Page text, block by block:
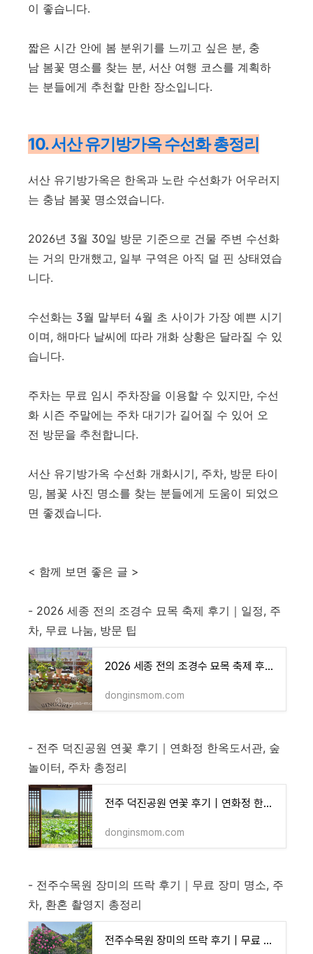
이 좋습니다.
짧은 시간 안에 봄 분위기를 느끼고 싶은 분, 충
남 봄꽃 명소를 찾는 분, 서산 여행 코스를 계획하
는 분들에게 추천할 만한 장소입니다.
10. 서산 유기방가옥 수선화 총정리
서산 유기방가옥은 한옥과 노란 수선화가 어우러지
는 충남 봄꽃 명소였습니다.
2026년 3월 30일 방문 기준으로 건물 주변 수선화
는 거의 만개했고, 일부 구역은 아직 덜 핀 상태였습
니다.
수선화는 3월 말부터 4월 초 사이가 가장 예쁜 시기
이며, 해마다 날씨에 따라 개화 상황은 달라질 수 있
습니다.
주차는 무료 임시 주차장을 이용할 수 있지만, 수선
화 시즌 주말에는 주차 대기가 길어질 수 있어 오
전 방문을 추천합니다.
서산 유기방가옥 수선화 개화시기, 주차, 방문 타이
밍, 봄꽃 사진 명소를 찾는 분들에게 도움이 되었으
면 좋겠습니다.
< 함께 보면 좋은 글 >
- 2026 세종 전의 조경수 묘목 축제 후기｜일정, 주
차, 무료 나눔, 방문 팁
2026 세종 전의 조경수 묘목 축제 후기｜일정, 주차, 무료 나눔, 방문 팁
donginsmom.com
- 전주 덕진공원 연꽃 후기｜연화정 한옥도서관, 숲
놀이터, 주차 총정리
전주 덕진공원 연꽃 후기｜연화정 한옥도서관, 숲놀이터, 주차 총정리
donginsmom.com
- 전주수목원 장미의 뜨락 후기｜무료 장미 명소, 주
차, 환혼 촬영지 총정리
전주수목원 장미의 뜨락 후기｜무료 장미 명소, 주차, 환혼 촬영지 총정리